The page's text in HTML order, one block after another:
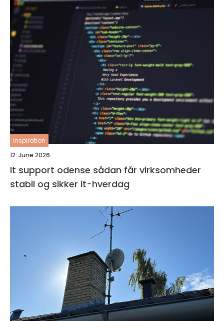
inspiration
12. June 2026
It support odense sådan får virksomheder
stabil og sikker it-hverdag